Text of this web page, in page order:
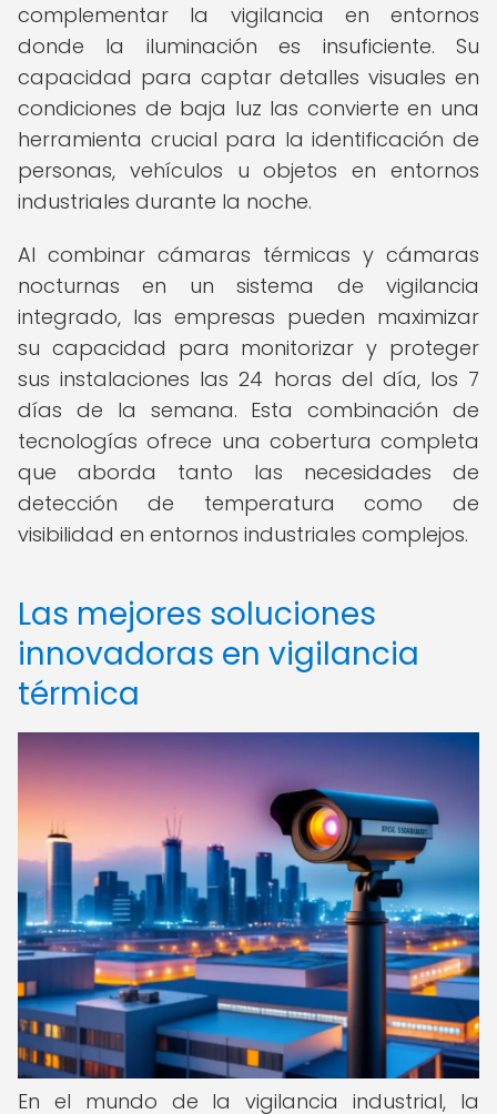
complementar la vigilancia en entornos
donde la iluminación es insuficiente. Su
capacidad para captar detalles visuales en
condiciones de baja luz las convierte en una
herramienta crucial para la identificación de
personas, vehículos u objetos en entornos
industriales durante la noche.
Al combinar cámaras térmicas y cámaras
nocturnas en un sistema de vigilancia
integrado, las empresas pueden maximizar
su capacidad para monitorizar y proteger
sus instalaciones las 24 horas del día, los 7
días de la semana. Esta combinación de
tecnologías ofrece una cobertura completa
que aborda tanto las necesidades de
detección de temperatura como de
visibilidad en entornos industriales complejos.
Las mejores soluciones
innovadoras en vigilancia
térmica
En el mundo de la vigilancia industrial, la